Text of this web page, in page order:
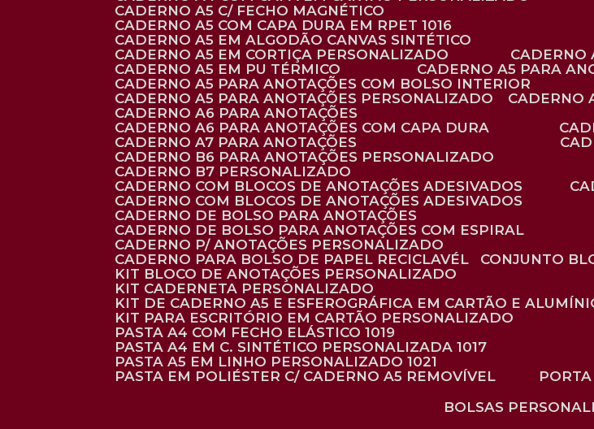
CADERNO A5 C/ FECHO MAGNÉTICO
CADERNO A5 COM CAPA DURA EM RPET 1016
CADERNO A5 EM ALGODÃO CANVAS SINTÉTICO
CADERNO A5 EM CORTIÇA PERSONALIZADO
CADERNO A5 EM PU TÉRMICO
CADERNO A5 PARA
CADERNO A5 PARA ANOTAÇÕES COM BOLSO INTERIOR
CADERNO A5 PARA ANOTAÇÕES PERSONALIZADO
CADERNO A6 PARA ANOTAÇÕES
CADERNO A6 PARA ANOTAÇÕES COM CAPA DURA
CADERNO A7 PARA ANOTAÇÕES
CADERNO B6 PARA ANOTAÇÕES PERSONALIZADO
CADERNO B7 PERSONALIZADO
CADERNO COM BLOCOS DE ANOTAÇÕES ADESIVADOS
CADERNO COM BLOCOS DE ANOTAÇÕES ADESIVADOS
CADERNO DE BOLSO PARA ANOTAÇÕES
CADERNO DE BOLSO PARA ANOTAÇÕES COM ESPIRAL
CADERNO P/ ANOTAÇÕES PERSONALIZADO
CADERNO PARA BOLSO DE PAPEL RECICLAVÉL
CONJUNTO
KIT BLOCO DE ANOTAÇÕES PERSONALIZADO
KIT CADERNETA PERSONALIZADO
KIT DE CADERNO A5 E ESFEROGRÁFICA EM CARTÃO E
KIT PARA ESCRITÓRIO EM CARTÃO PERSONALIZADO
PASTA A4 COM FECHO ELÁSTICO 1019
PASTA A4 EM C. SINTÉTICO PERSONALIZADA 1017
PASTA A5 EM LINHO PERSONALIZADO 1021
PASTA EM POLIÉSTER C/ CADERNO A5 REMOVÍVEL
BOLSAS